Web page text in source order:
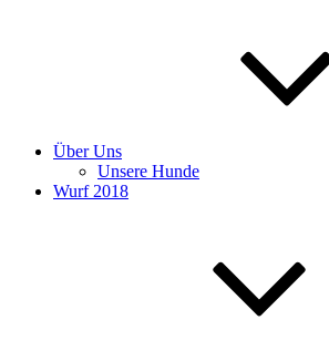
Über Uns
Unsere Hunde
Wurf 2018